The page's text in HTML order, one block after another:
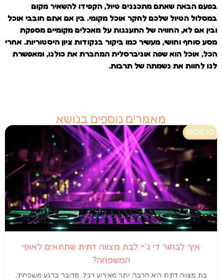
בפעם הבאה שאתם מתכננים טיול, הקפידו להשאיר מקום
במסלול הטיול שלכם לחקר אוכל מקומי. בין אם אתם חובבי אוכל
ובין אם לא, החוויה של התענגות על מאכלים מקומיים מספקת
מסע סוחף וחושי, מעשיר כמו ביקור בנקודות ציון היסטוריות. אחרי
הכל, אוכל הוא שפה אוניברסלית המחברת את כולנו, ומאפשרת
לנו לחוות את נשמתה של תרבות.
מאמרים נוספים בנושא
איך לבחור די ג'יי לבת מצווה דתית שתתאים לאופי
המשפחה?
בת מצווה דתית היא הרבה יותר מאירוע רגיל. מדובר ברגע משפחתי,